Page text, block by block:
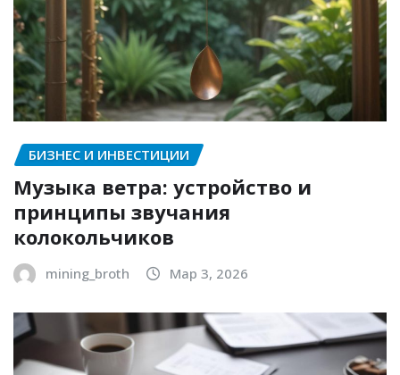
БИЗНЕС И ИНВЕСТИЦИИ
Музыка ветра: устройство и
принципы звучания
колокольчиков
mining_broth Мар 3, 2026